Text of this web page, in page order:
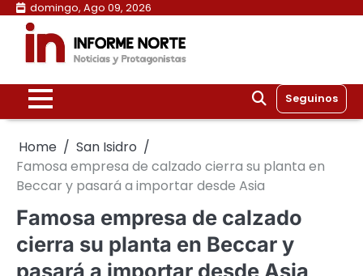
Skip
content
domingo, Ago 09, 2026
Seguinos
Home
San Isidro
Famosa empresa de calzado cierra su planta en
Beccar y pasará a importar desde Asia
Famosa empresa de calzado
cierra su planta en Beccar y
pasará a importar desde Asia